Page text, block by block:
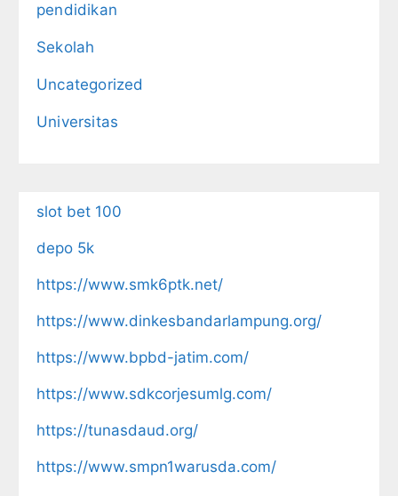
pendidikan
Sekolah
Uncategorized
Universitas
slot bet 100
depo 5k
https://www.smk6ptk.net/
https://www.dinkesbandarlampung.org/
https://www.bpbd-jatim.com/
https://www.sdkcorjesumlg.com/
https://tunasdaud.org/
https://www.smpn1warusda.com/